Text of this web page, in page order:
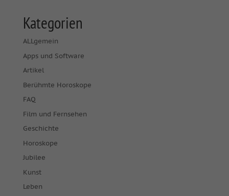
Kategorien
ALLgemein
Apps und Software
Artikel
Berühmte Horoskope
FAQ
Film und Fernsehen
Geschichte
Horoskope
Jubilee
Kunst
Leben